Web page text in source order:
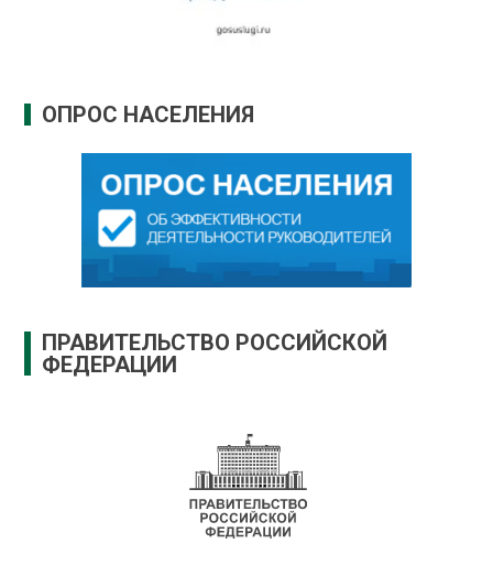
ОПРОС НАСЕЛЕНИЯ
ПРАВИТЕЛЬСТВО РОССИЙСКОЙ
ФЕДЕРАЦИИ